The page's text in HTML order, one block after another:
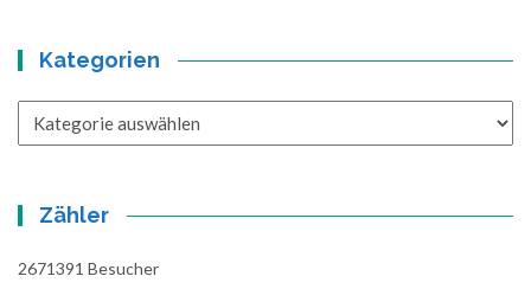
Kategorien
Zähler
2671391 Besucher